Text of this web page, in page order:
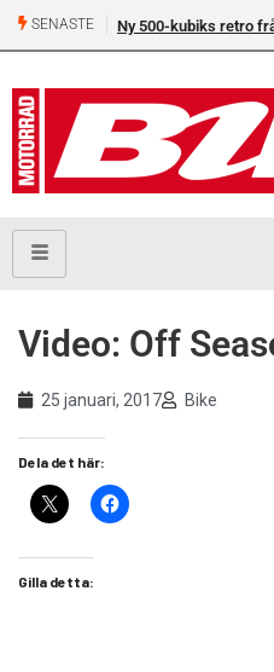
SENASTE Ny 500-kubiks retro
Video: Off
25 januari, 2017 Bike
Dela det här:
Gilla detta: